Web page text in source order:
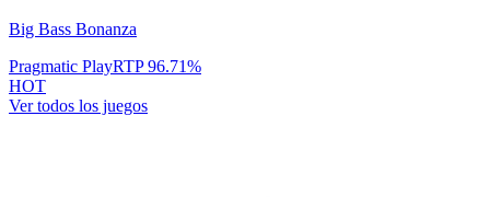
Big Bass Bonanza
Pragmatic PlayRTP96.71%
HOT
Ver todos los juegos